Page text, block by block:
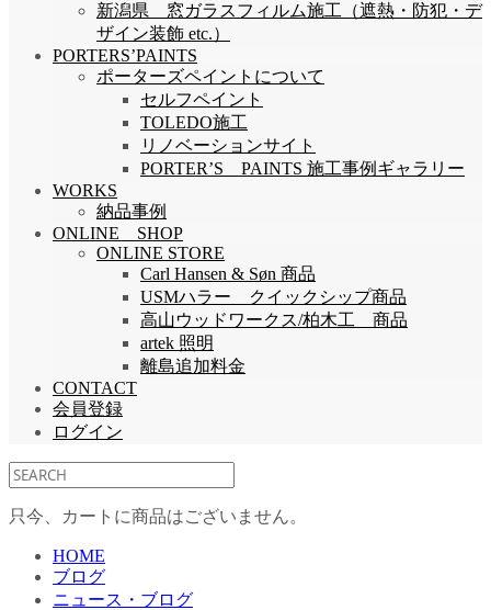
新潟県 窓ガラスフィルム施工（遮熱・防犯・デ
ザイン装飾 etc.）
PORTERS’PAINTS
ポーターズペイントについて
セルフペイント
TOLEDO施工
リノベーションサイト
PORTER’S PAINTS 施工事例ギャラリー
WORKS
納品事例
ONLINE SHOP
ONLINE STORE
Carl Hansen & Søn 商品
USMハラー クイックシップ商品
高山ウッドワークス/柏木工 商品
artek 照明
離島追加料金
CONTACT
会員登録
ログイン
只今、カートに商品はございません。
HOME
ブログ
ニュース・ブログ